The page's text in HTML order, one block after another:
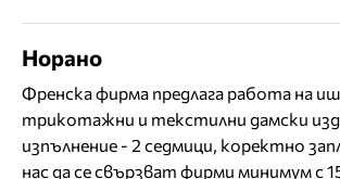
Норано
Френска фирма предлага работа на
трикотажни и текстилни дамски
изпълнение - 2 седмици, коректно
нас да се свързват фирми минимум с